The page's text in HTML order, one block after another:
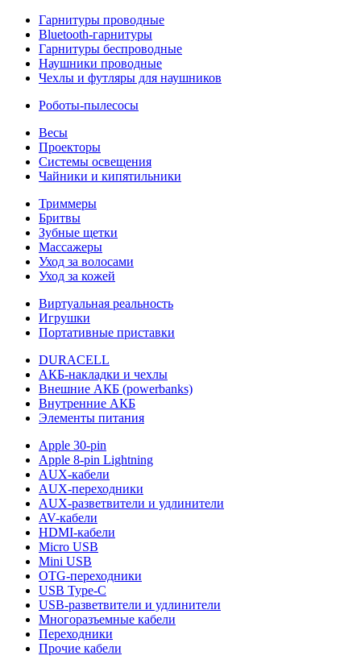
Гарнитуры проводные
Bluetooth-гарнитуры
Гарнитуры беспроводные
Наушники проводные
Чехлы и футляры для наушников
Роботы-пылесосы
Весы
Проекторы
Системы освещения
Чайники и кипятильники
Триммеры
Бритвы
Зубные щетки
Массажеры
Уход за волосами
Уход за кожей
Виртуальная реальность
Игрушки
Портативные приставки
DURACELL
АКБ-накладки и чехлы
Внешние АКБ (powerbanks)
Внутренние АКБ
Элементы питания
Apple 30-pin
Apple 8-pin Lightning
AUX-кабели
AUX-переходники
AUX-разветвители и удлинители
AV-кабели
HDMI-кабели
Micro USB
Mini USB
OTG-переходники
USB Type-C
USB-разветвители и удлинители
Многоразъемные кабели
Переходники
Прочие кабели